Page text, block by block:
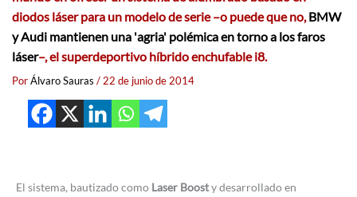
diodos láser para un modelo de serie –o puede que no,BMW
y Audi mantienen una 'agria' polémica en torno a los faros
láser–, el superdeportivo híbrido enchufable i8.
PorÁlvaro Sauras / 22 de junio de 2014
El sistema, bautizado como Laser Boosty desarrollado en